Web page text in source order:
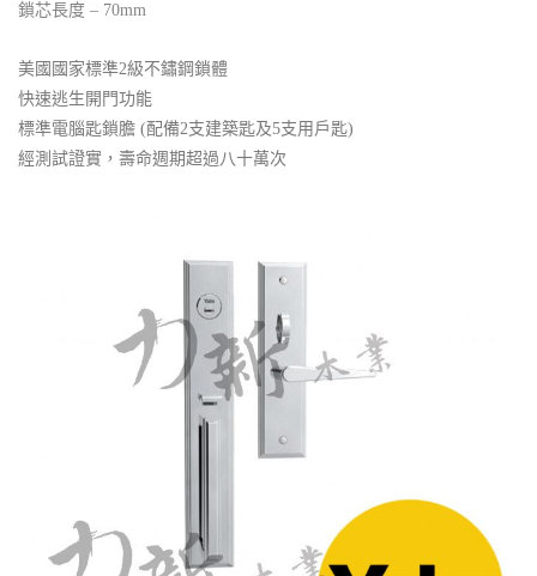
鎖芯長度 – 70mm
美國國家標準2級不鏽鋼鎖體
快速逃生開門功能
標準電腦匙鎖膽 (配備2支建築匙及5支用戶匙)
經測試證實，壽命週期超過八十萬次